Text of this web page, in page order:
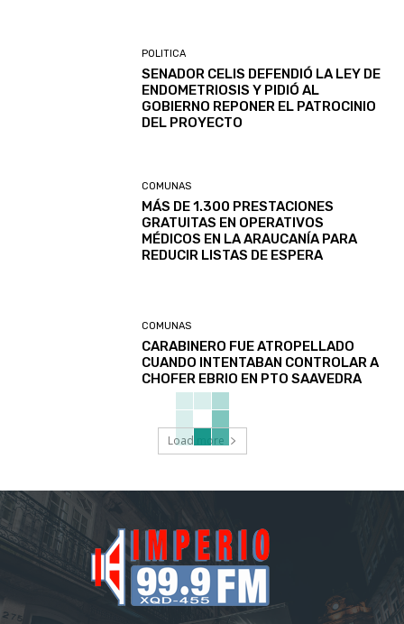
POLITICA
SENADOR CELIS DEFENDIÓ LA LEY DE
ENDOMETRIOSIS Y PIDIÓ AL
GOBIERNO REPONER EL PATROCINIO
DEL PROYECTO
COMUNAS
MÁS DE 1.300 PRESTACIONES
GRATUITAS EN OPERATIVOS
MÉDICOS EN LA ARAUCANÍA PARA
REDUCIR LISTAS DE ESPERA
COMUNAS
CARABINERO FUE ATROPELLADO
CUANDO INTENTABAN CONTROLAR A
CHOFER EBRIO EN PTO SAAVEDRA
Load more